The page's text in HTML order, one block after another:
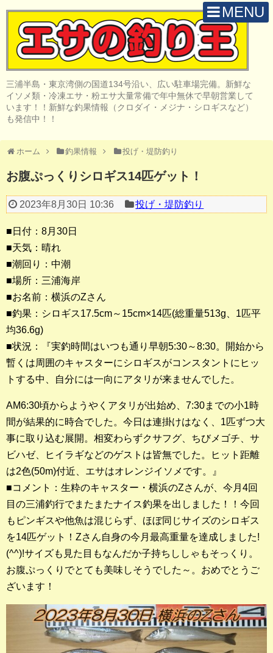
MENU
三浦半島・東京湾側の国道134号沿い、広い駐車場完備。新鮮な
イソメ類・冷凍エサ・粉エサ大量常備で年中無休で早朝営業して
います！！新鮮な釣果情報（クロダイ・メジナ・シロギスなど）
も発信中！！
ホーム 釣果情報 投げ・堤防釣り
お腹ぷっくりシロギス14匹ゲット！
2023年8月30日 10:36 投げ・堤防釣り
■日付：8月30日
■天気：晴れ
■潮回り：中潮
■場所：三浦海岸
■お名前：横浜のZさん
■釣果：シロギス17.5cm～15cm×14匹(総重量513g、1匹平
均36.6g)
■状況：『実釣時間はいつも通り早朝5:30～8:30。開始から
暫くは周囲のキャスターにシロギスがコンスタントにヒッ
トする中、自分には一向にアタリが来ませんでした。
AM6:30頃からようやくアタリが出始め、7:30までの小1時
間が結果的に時合でした。今日は連掛けはなく、1匹ずつ大
事に取り込む展開。相変わらずクサフグ、ちびメゴチ、サ
ビハゼ、ヒイラギなどのゲストは皆無でした。ヒット距離
は2色(50m)付近、エサはオレンジイソメです。』
■コメント：生粋のキャスター・横浜のZさんが、今月4回
目の三浦釣行でまたまたナイス釣果を出しました！！今回
もピンギスや他魚は混じらず、ほぼ同じサイズのシロギス
を14匹ゲット！Zさん自身の今月最高重量を達成しました!
(^^)!サイズも見た目もなんだか子持ちししゃもそっくり。
お腹ぷっくりでとても美味しそうでした～。おめでとうご
ざいます！
H O M E
取 扱 商 品
釣 果 情 報
陸っぱりルアー
船・ボート釣り
その他の釣り
釣果ランキング
2023年 クロダイ部門
2023年 メジナ部門
歴代釣果ランキング
メジナ部門
シロギス部門
過去の釣果ランキング
ブログ・釣行記
スタッフブログ
店長釣行記
スタッフ釣行記
釣果投稿フォーム
お問い合わせ